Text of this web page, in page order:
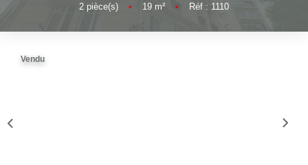
NOTRE AGENCE
2 pièce(s) • 19 m² • Réf : 1110
Vendu